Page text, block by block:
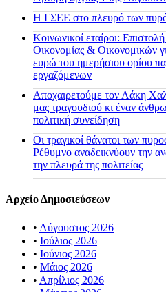
H ΓΣΕΕ στο πλευρό των
Κοινωνικοί εταίροι:
Οικονομίας & Οικονομικών
ευρώ του ημερήσιου ορίου
εργαζόμενων
Αποχαιρετούμε τον Λάκη
μας τραγουδιού κι έναν
πολιτική συνείδηση
Οι τραγικοί θάνατοι των
Ρέθυμνο αναδεικνύουν την
την πλευρά της πολιτείας
Αρχείο Δημοσιεύσεων
• Αύγουστος 2026
• Ιούλιος 2026
• Ιούνιος 2026
• Μάιος 2026
• Απρίλιος 2026